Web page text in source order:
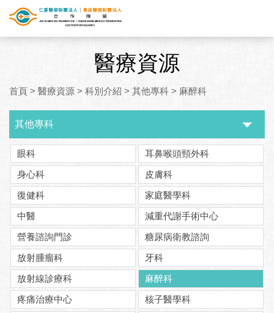
醫療資源
首頁 > 醫療資源 > 科別介紹 > 其他專科 > 麻醉科
其他專科
眼科
耳鼻喉頭頸外科
身心科
皮膚科
復健科
家庭醫學科
中醫
減重代謝手術中心
營養諮詢門診
糖尿病衛教諮詢
放射腫瘤科
牙科
放射線診療科
麻醉科
疼痛治療中心
核子醫學科